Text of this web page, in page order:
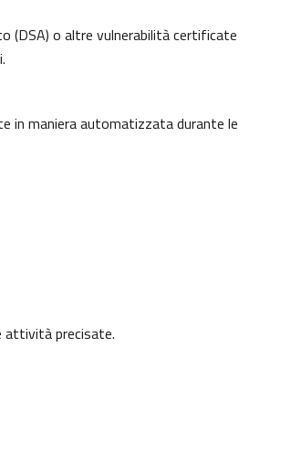
(DSA) o altre vulnerabilità certificate
.
in maniera automatizzata durante le
attività precisate.